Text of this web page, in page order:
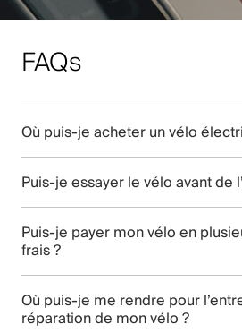
FAQs
Où puis-je acheter un vélo
Puis-je essayer le vélo avant de
Puis-je payer mon vélo en
frais ?
Où puis-je me rendre pour
réparation de mon vélo ?